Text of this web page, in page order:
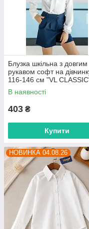
Блузка шкільна з довгим
рукавом софт на
116-146 см "VL
недорого від прямого
постачальника
В наявності
403 ₴
Купити
НОВИНКА 04.08.26